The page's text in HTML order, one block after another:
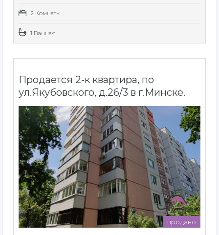
2 Комнаты
1 Ванная
Продается 2-к квартира, по
ул.Якубовского, д.26/3 в г.Минске.
продано